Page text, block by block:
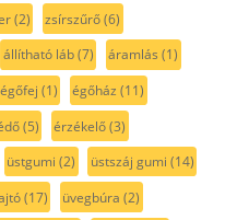
(2) zsírszűrő(6)
állítható láb(7) áramlás (1)
égőfej (1) égőház (11)
(5) érzékelő(3)
üstgumi (2) üstszáj gumi (14)
(17) üvegbúra (2)